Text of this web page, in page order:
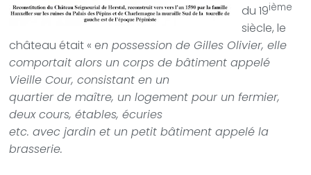
du 19ième
siècle, le
château était « en possession de Gilles Olivier, elle
comportait alors un corps de bâtiment appelé
Vieille Cour, consistant en un
quartier de maître, un logement pour un fermier,
deux cours, étables, écuries
etc. avec jardin et un petit bâtiment appelé la
brasserie.